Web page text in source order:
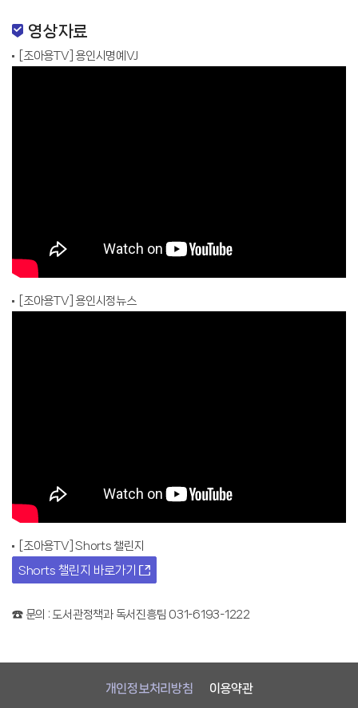
영상자료
[조아용TV] 용인시명예VJ
[조아용TV] 용인시정뉴스
[조아용TV] Shorts 챌린지
Shorts 챌린지 바로가기
☎ 문의 : 도서관정책과 독서진흥팀 031-6193-1222
개인정보처리방침 이용약관